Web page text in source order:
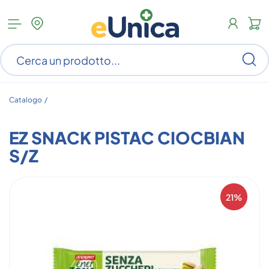
Apri
menu
categorie
Catalogo /
EZ SNACK PISTAC CIOCBIAN
S/Z
21%